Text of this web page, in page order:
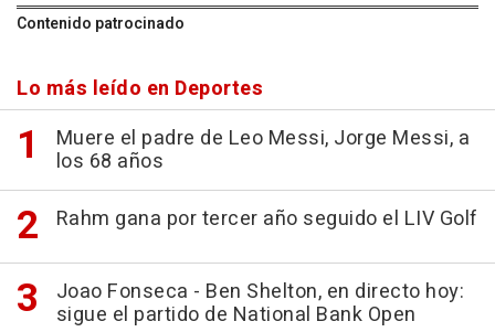
Contenido patrocinado
Lo más leído en Deportes
Muere el padre de Leo Messi, Jorge Messi, a
los 68 años
Rahm gana por tercer año seguido el LIV Golf
Joao Fonseca - Ben Shelton, en directo hoy:
sigue el partido de National Bank Open